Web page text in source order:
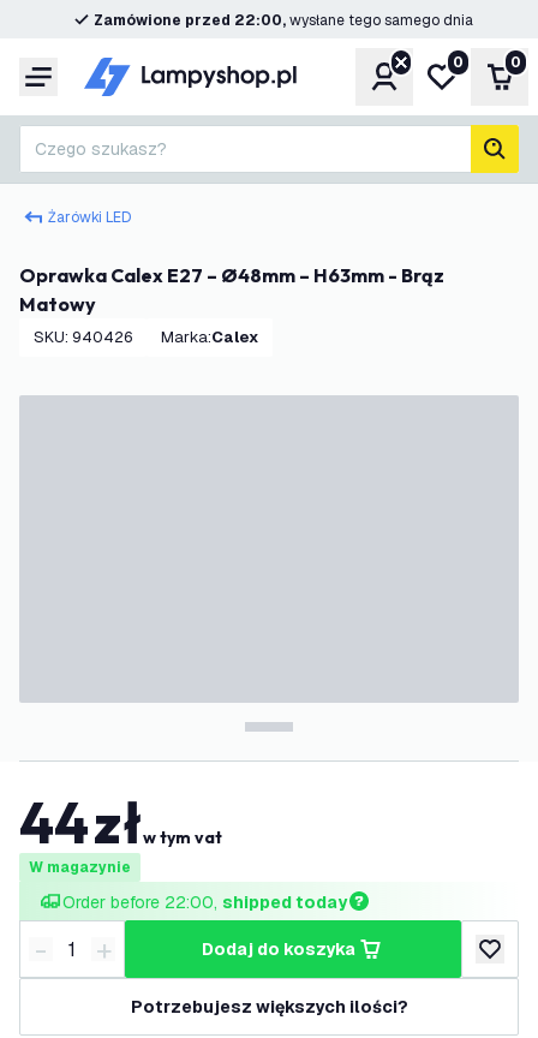
Zamówione przed 22:00,wysłane tego samego dnia
Menu KontoMoja lista
0 0
Czego szukasz?
Żarówki LED
Oprawka Calex E27 – Ø48mm – H63mm - Brąz
Matowy
SKU: 940426 Marka: Calex
44złw tym vat
W magazynie
Order before 22:00, shipped today
Zmniejsz ilość
- Zwiększ ilość
+ dodaj do koszyka
dodaj
Potrzebujesz większych ilości?